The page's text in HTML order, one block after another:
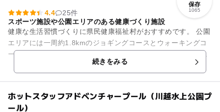
保存
1065
4.4
25件
スポーツ施設や公園エリアのある健康づくり施設
健康な生活習慣づくりに県民健康福祉村がおすすめです。 公園
エリアには一周約1.8kmのジョギングコースとウォーキングコ
ース、その外周には約2kmのサイクリングコースがあります。
続きをみる
ホットスタッフアドベンチャープール（川越水上公園プ
ール）